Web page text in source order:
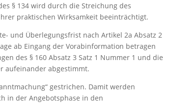
§ 134 wird durch die Streichung des
praktischen Wirksamkeit beeinträchtigt.
und Überlegungsfrist nach Artikel 2a Absatz 2
ab Eingang der Vorabinformation betragen
des § 160 Absatz 3 Satz 1 Nummer 1 und die
aufeinander abgestimmt.
gestrichen. Damit werden
in der Angebotsphase in den